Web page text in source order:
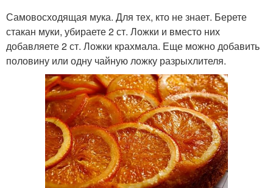
Самовосходящая мука. Для тех, кто не знает. Берете
стакан муки, убираете 2 ст. Ложки и вместо них
добавляете 2 ст. Ложки крахмала. Еще можно добавить
половину или одну чайную ложку разрыхлителя.